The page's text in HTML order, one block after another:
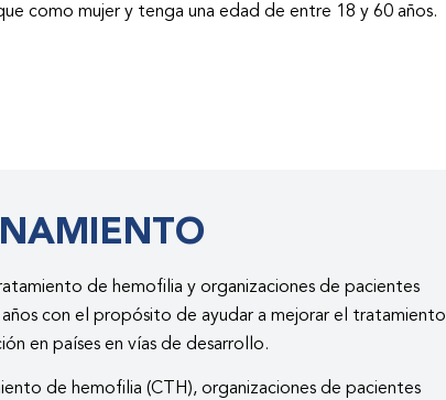
como mujer y tenga una edad de entre 18 y 60 años.
de hemofilia y organizaciones de pacientes
con el propósito de ayudar a mejorar el tratamiento
en países en vías de desarrollo.
de hemofilia (CTH), organizaciones de pacientes